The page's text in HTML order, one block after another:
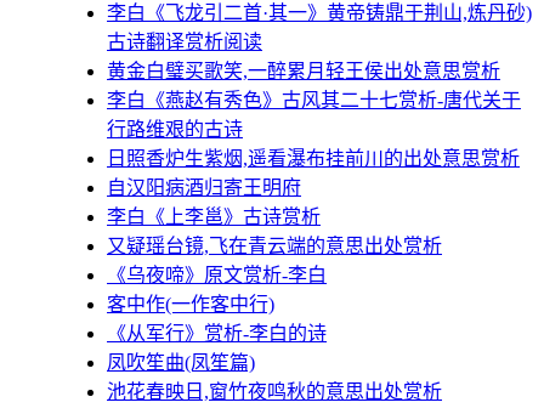
李白《飞龙引二首·其一》黄帝铸鼎于荆山,炼丹砂)
古诗翻译赏析阅读
黄金白璧买歌笑,一醉累月轻王侯出处意思赏析
李白《燕赵有秀色》古风其二十七赏析-唐代关于
行路维艰的古诗
日照香炉生紫烟,遥看瀑布挂前川的出处意思赏析
自汉阳病酒归寄王明府
李白《上李邕》古诗赏析
又疑瑶台镜,飞在青云端的意思出处赏析
《乌夜啼》原文赏析-李白
客中作(一作客中行)
《从军行》赏析-李白的诗
凤吹笙曲(凤笙篇)
池花春映日,窗竹夜鸣秋的意思出处赏析